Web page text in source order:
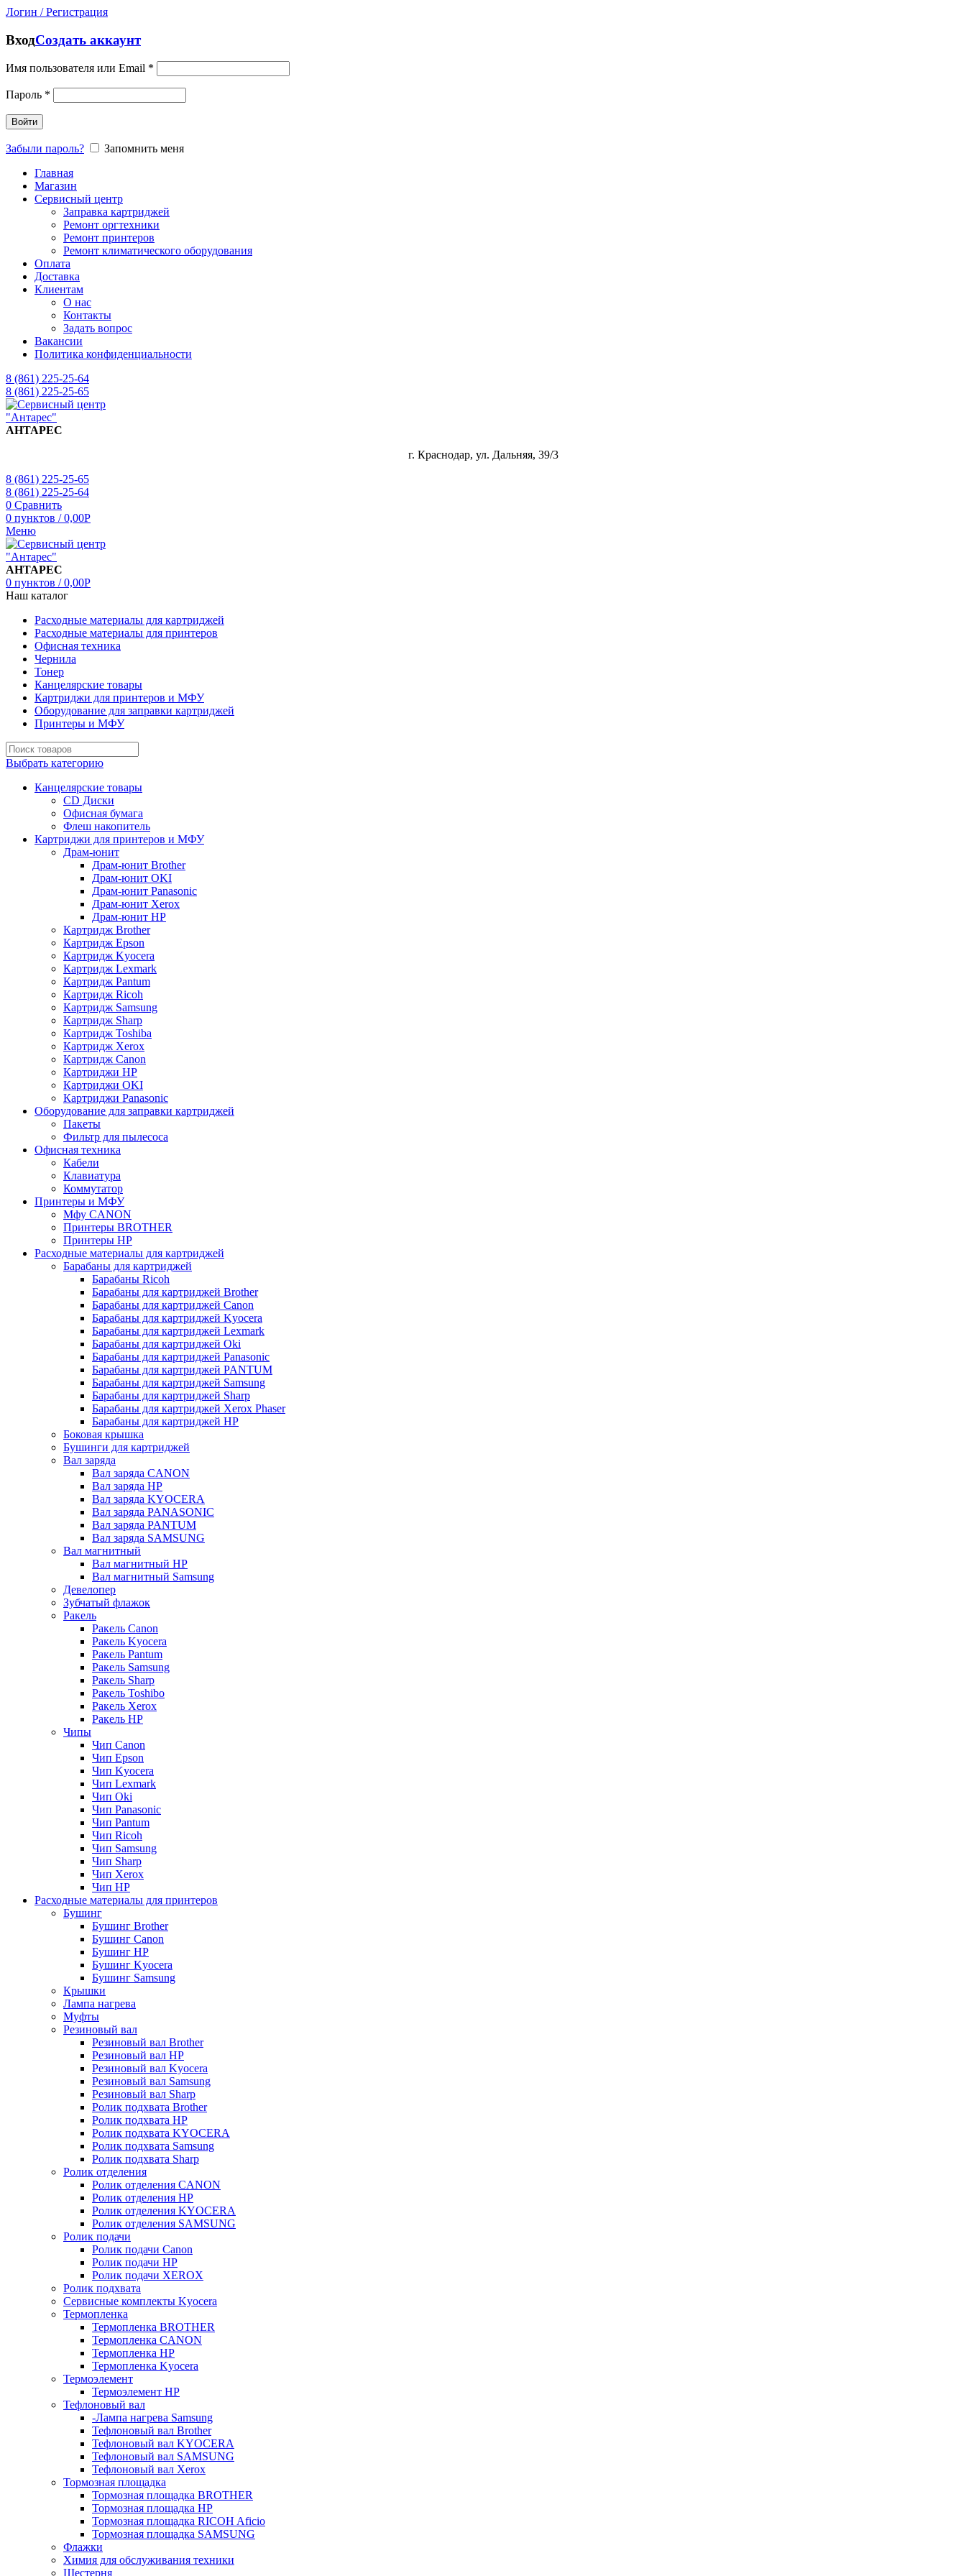
Логин / Регистрация
ВходСоздать аккаунт
Имя пользователя или Email *
Пароль *
Войти
Забыли пароль?
Запомнить меня
Главная
Магазин
Сервисный центр
Заправка картриджей
Ремонт оргтехники
Ремонт принтеров
Ремонт климатического оборудования
Оплата
Доставка
Клиентам
О нас
Контакты
Задать вопрос
Вакансии
Политика конфиденциальности
8 (861) 225-25-64
8 (861) 225-25-65
АНТАРЕС
г. Краснодар, ул. Дальняя, 39/3
8 (861) 225-25-65
8 (861) 225-25-64
0 Сравнить
0 пунктов / 0,00Р
Меню
АНТАРЕС
0 пунктов / 0,00Р
Наш каталог
Расходные материалы для картриджей
Расходные материалы для принтеров
Офисная техника
Чернила
Тонер
Канцелярские товары
Картриджи для принтеров и МФУ
Оборудование для заправки картриджей
Принтеры и МФУ
Выбрать категорию
Канцелярские товары
CD Диски
Офисная бумага
Флеш накопитель
Картриджи для принтеров и МФУ
Драм-юнит
Драм-юнит Brother
Драм-юнит OKI
Драм-юнит Panasonic
Драм-юнит Xerox
Драм-юнит НР
Картридж Brother
Картридж Epson
Картридж Kyocera
Картридж Lexmark
Картридж Pantum
Картридж Ricoh
Картридж Samsung
Картридж Sharp
Картридж Toshiba
Картридж Xerox
Картридж Сanon
Картриджи HP
Картриджи OKI
Картриджи Panasonic
Оборудование для заправки картриджей
Пакеты
Фильтр для пылесоса
Офисная техника
Кабели
Клавиатура
Коммутатор
Принтеры и МФУ
Мфу CANON
Принтеры BROTHER
Принтеры HP
Расходные материалы для картриджей
Барабаны для картриджей
Барабаны Ricoh
Барабаны для картриджей Brother
Барабаны для картриджей Canon
Барабаны для картриджей Kyocera
Барабаны для картриджей Lexmark
Барабаны для картриджей Oki
Барабаны для картриджей Panasonic
Барабаны для картриджей PANTUM
Барабаны для картриджей Samsung
Барабаны для картриджей Sharp
Барабаны для картриджей Xerox Phaser
Барабаны для картриджей НР
Боковая крышка
Бушинги для картриджей
Вал заряда
Вал заряда CANON
Вал заряда HP
Вал заряда KYOCERA
Вал заряда PANASONIC
Вал заряда PANTUM
Вал заряда SAMSUNG
Вал магнитный
Вал магнитный HP
Вал магнитный Samsung
Девелопер
Зубчатый флажок
Ракель
Ракель Canon
Ракель Kyocera
Ракель Pantum
Ракель Samsung
Ракель Sharp
Ракель Toshibo
Ракель Xerox
Ракель НР
Чипы
Чип Canon
Чип Epson
Чип Kyocera
Чип Lexmark
Чип Oki
Чип Panasonic
Чип Pantum
Чип Ricoh
Чип Samsung
Чип Sharp
Чип Xerox
Чип НР
Расходные материалы для принтеров
Бушинг
Бушинг Brother
Бушинг Canon
Бушинг HP
Бушинг Kyocera
Бушинг Samsung
Крышки
Лампа нагрева
Муфты
Резиновый вал
Резиновый вал Brother
Резиновый вал HP
Резиновый вал Kyocera
Резиновый вал Samsung
Резиновый вал Sharp
Ролик подхвата Brother
Ролик подхвата HP
Ролик подхвата KYOCERA
Ролик подхвата Samsung
Ролик подхвата Sharp
Ролик отделения
Ролик отделения CANON
Ролик отделения HP
Ролик отделения KYOCERA
Ролик отделения SAMSUNG
Ролик подачи
Ролик подачи Canon
Ролик подачи HP
Ролик подачи XEROX
Ролик подхвата
Сервисные комплекты Kyocera
Термопленка
Термопленка BROTHER
Термопленка CANON
Термопленка HP
Термопленка Kyocera
Термоэлемент
Термоэлемент НР
Тефлоновый вал
-Лампа нагрева Samsung
Тефлоновый вал Brother
Тефлоновый вал KYOCERA
Тефлоновый вал SAMSUNG
Тефлоновый вал Xerox
Тормозная площадка
Тормозная площадка BROTHER
Тормозная площадка HP
Тормозная площадка RICOH Aficio
Тормозная площадка SAMSUNG
Флажки
Химия для обслуживания техники
Шестерня